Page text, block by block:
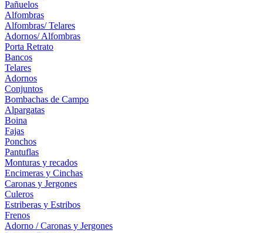
Pañuelos
Alfombras
Alfombras/ Telares
Adornos/ Alfombras
Porta Retrato
Bancos
Telares
Adornos
Conjuntos
Bombachas de Campo
Alpargatas
Boina
Fajas
Ponchos
Pantuflas
Monturas y recados
Encimeras y Cinchas
Caronas y Jergones
Culeros
Estriberas y Estribos
Frenos
Adorno / Caronas y Jergones